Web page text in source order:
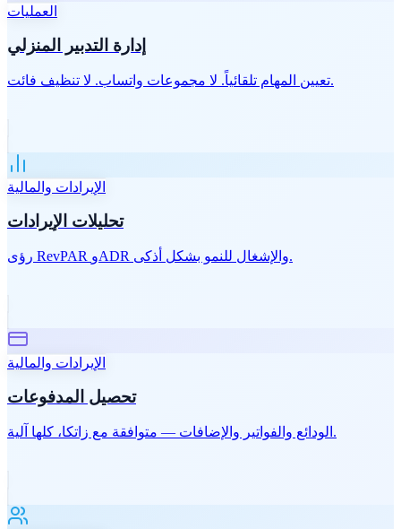
العمليات
إدارة التدبير المنزلي
تعيين المهام تلقائياً. لا مجموعات واتساب. لا تنظيف فائت.
الإيرادات والمالية
تحليلات الإيرادات
رؤى RevPAR وADR والإشغال للنمو بشكل أذكى.
الإيرادات والمالية
تحصيل المدفوعات
الودائع والفواتير والإضافات — متوافقة مع زاتكا، كلها آلية.